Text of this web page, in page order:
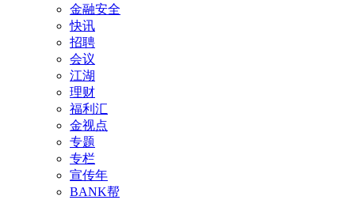
金融安全
快讯
招聘
会议
江湖
理财
福利汇
金视点
专题
专栏
宣传年
BANK帮